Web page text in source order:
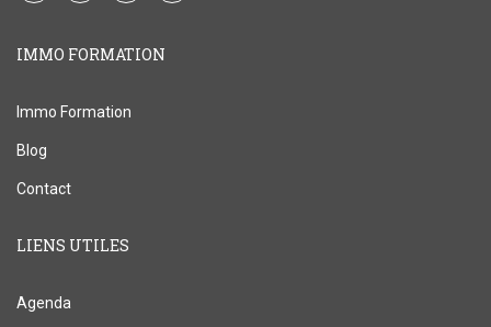
IMMO FORMATION
Immo Formation
Blog
Contact
LIENS UTILES
Agenda